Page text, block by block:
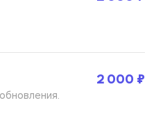
2 000 ₽